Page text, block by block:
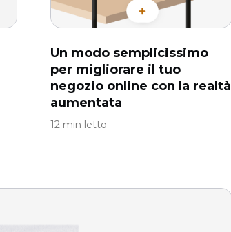
Un modo semplicissimo
per migliorare il tuo
negozio online con la realtà
aumentata
12 min letto